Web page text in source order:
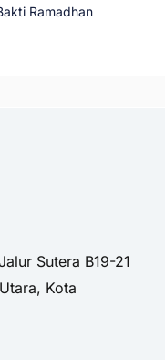
Ramadhan
Sutera B19-21
Kota